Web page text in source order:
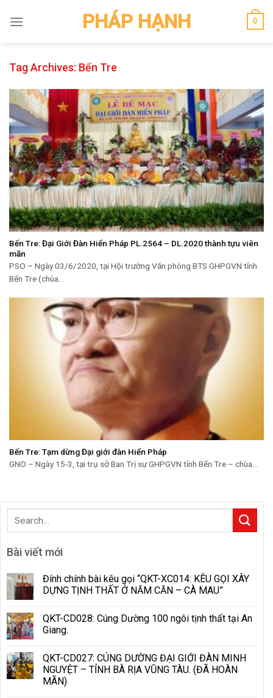
PHÁP HẠNH 0
Tag Archives: Bến Tre
Bến Tre: Đại Giới Đàn Hiển Pháp PL.2564 – DL.2020 thành tựu viên
mãn
PSO – Ngày 03/6/2020, tại Hội trường Văn phòng BTS GHPGVN tỉnh
Bến Tre (chùa...
Bến Tre: Tạm dừng Đại giới đàn Hiển Pháp
GNO – Ngày 15-3, tại trụ sở Ban Trị sự GHPGVN tỉnh Bến Tre – chùa...
Bài viết mới
Đính chính bài kêu gọi “QKT-XC014: KÊU GỌI XÂY
DỰNG TỊNH THẤT Ở NĂM CĂN – CÀ MAU”
QKT-CD028: Cúng Dường 100 ngôi tịnh thất tại An
Giang.
QKT-CD027: CÚNG DƯỜNG ĐẠI GIỚI ĐÀN MINH
NGUYỆT – TỈNH BÀ RỊA VŨNG TÀU. (ĐÃ HOÀN
MÃN)